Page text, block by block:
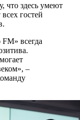
что здесь умеют
гостей
всегда
–